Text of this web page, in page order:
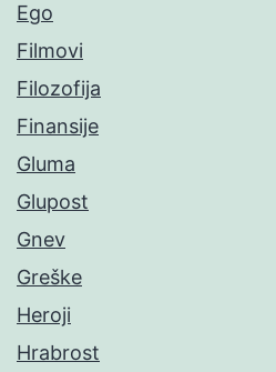
Ego
Filmovi
Filozofija
Finansije
Gluma
Glupost
Gnev
Greške
Heroji
Hrabrost